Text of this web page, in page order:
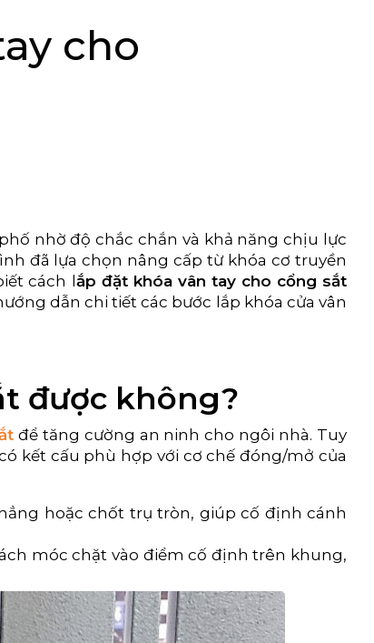
cho
nhờ độ chắc chắn và khả năng chịu lực
đã lựa chọn nâng cấp từ khóa cơ truyền
cách l ắp đặt khóa vân tay cho cổng sắt
dẫn chi tiết các bước lắp khóa cửa vân
được không?
để tăng cường an ninh cho ngôi nhà. Tuy
kết cấu phù hợp với cơ chế đóng/mở của
hoặc chốt trụ tròn, giúp cố định cánh
móc chặt vào điểm cố định trên khung,